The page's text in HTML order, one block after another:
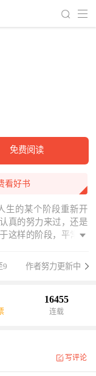
免费阅读
看好书
生的某个阶段重新开
真的努力来过，还是
这样的阶段，平常不
就可以走上人生巅峰
9 作者努力更新中
16455
连载
写评论